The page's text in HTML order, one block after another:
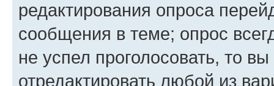
редактирования опроса
сообщения в теме; опрос
не успел проголосовать, то
отредактировать любой из